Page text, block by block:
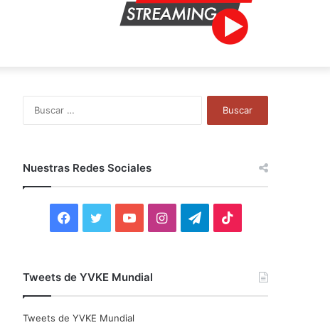
Nuestras Redes Sociales
F
c
i
Y
u
I
T
Tweets de YVKE Mundial
Tweets de YVKE Mundial